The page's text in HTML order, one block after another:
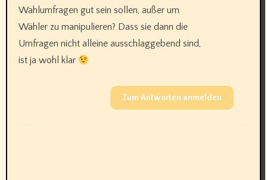
Wahlumfragen gut sein sollen, außer um
Wähler zu manipulieren? Dass sie dann die
Umfragen nicht alleine ausschlaggebend sind,
ist ja wohl klar
Zum Antworten anmelden